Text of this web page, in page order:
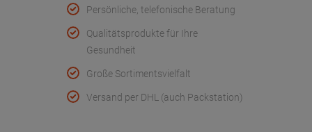
Persönliche, telefonische Beratung
Qualitätsprodukte für Ihre
Gesundheit
Große Sortimentsvielfalt
Versand per DHL (auch Packstation)